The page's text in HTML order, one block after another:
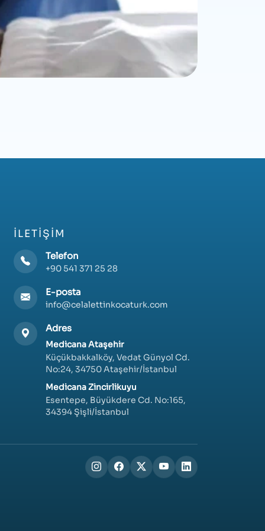
İLETIŞIM
Telefon
+90 541 371 25 28
E-posta
info@celalettinkocaturk.com
Adres
Medicana Ataşehir
Küçükbakkalköy, Vedat Günyol Cd.
No:24, 34750 Ataşehir/İstanbul
Medicana Zincirlikuyu
Esentepe, Büyükdere Cd. No:165,
34394 Şişli/İstanbul